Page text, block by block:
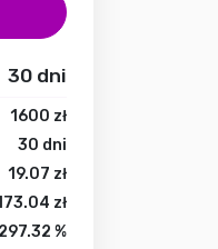
30dni
1600 zł
30 dni
19.07 zł
zł
297.32 %